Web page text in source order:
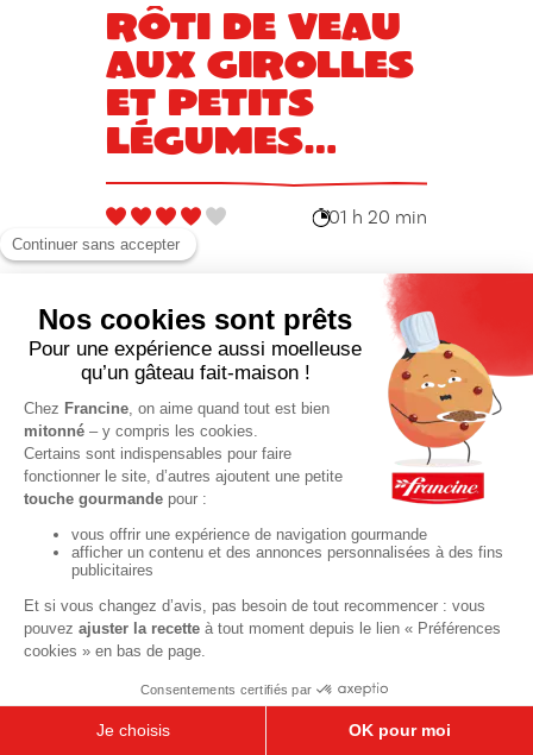
Rôti de veau
aux girolles
et petits
légumes
printaniers
glacés au
miel
01 h 20 min
1 2 »